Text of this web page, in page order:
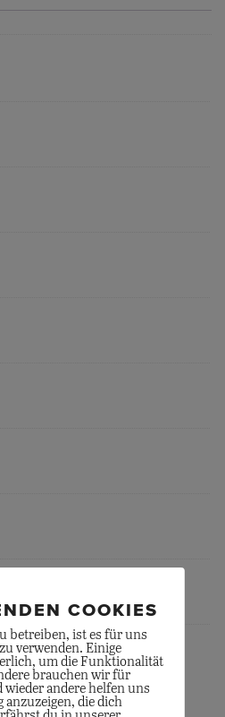
COOKIES
betreiben, ist es für uns
verwenden. Einige
um die Funktionalität
brauchen wir für
andere helfen uns
die dich